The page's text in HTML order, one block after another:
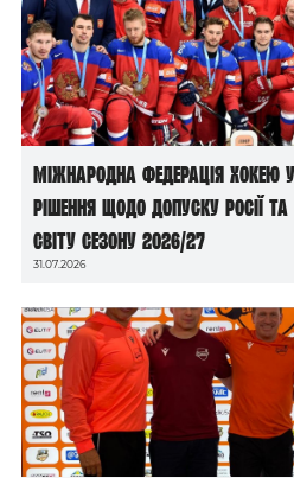
Міжнародна федерація хокею
рішення щодо допуску росії та
світу сезону 2026/27
31.07.2026